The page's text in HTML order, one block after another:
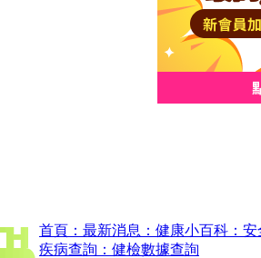
首頁： 最新消息： 健康小百科： 安
疾病查詢： 健檢數據查詢